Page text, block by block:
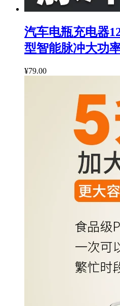
汽车电瓶充电器
型智能脉冲大功
¥79.00